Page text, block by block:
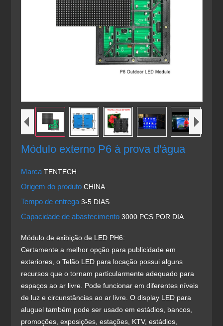
Módulo externo P6 à prova d'água
MarcaTENTECH
Origem do produtoCHINA
Tempo de entrega3-5 DIAS
Capacidade de abastecimento3000 PCS POR DIA
Módulo de exibição de LED PH6:
Certamente a melhor opção para publicidade em
exteriores, o Telão LED para locação possui alguns
recursos que o tornam particularmente adequado para
espaços ao ar livre. Pode funcionar em diferentes níveis
de luz e circunstâncias ao ar livre. O display LED para
aluguel também pode ser usado em estádios, bancos,
promoções, exposições, estações, KTV, estádios,